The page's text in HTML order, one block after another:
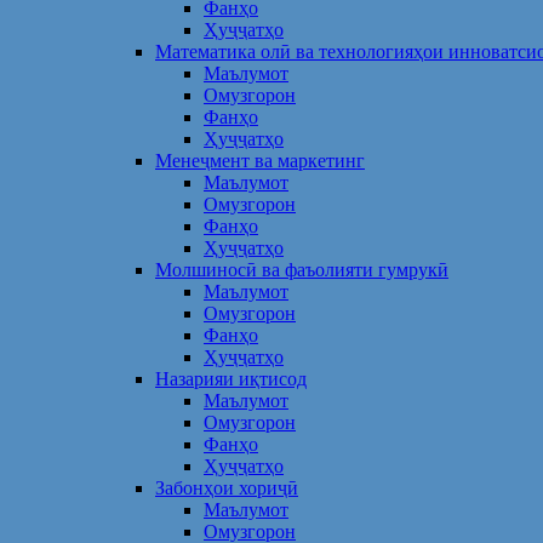
Фанҳо
Ҳуҷҷатҳо
Математика олӣ ва технологияҳои
Маълумот
Омузгорон
Фанҳо
Ҳуҷҷатҳо
Менеҷмент ва маркетинг
Маълумот
Омузгорон
Фанҳо
Ҳуҷҷатҳо
Молшиносӣ ва фаъолияти гумрукӣ
Маълумот
Омузгорон
Фанҳо
Ҳуҷҷатҳо
Назарияи иқтисод
Маълумот
Омузгорон
Фанҳо
Ҳуҷҷатҳо
Забонҳои хориҷӣ
Маълумот
Омузгорон